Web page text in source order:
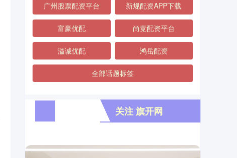
广州股票配资平台 新规配资APP下载
富豪优配 尚竞配资平台
溢诚优配 鸿岳配资
全部话题标签
关注 旗开网